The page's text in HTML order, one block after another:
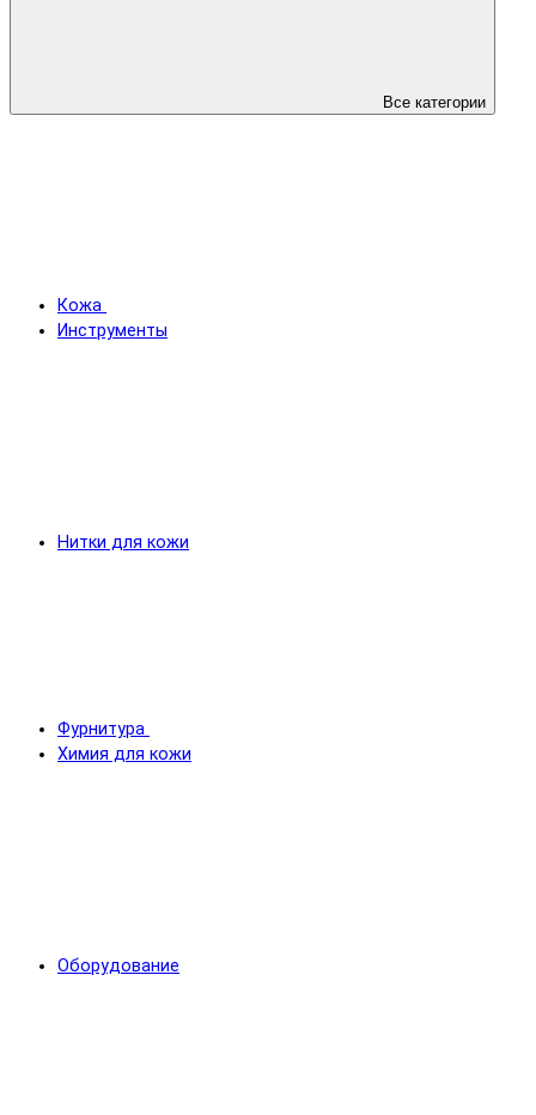
Все категории
Кожа
Инструменты
Нитки для кожи
Фурнитура
Химия для кожи
Оборудование